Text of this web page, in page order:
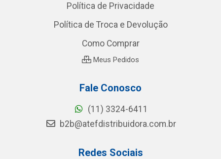
Política de Privacidade
Política de Troca e Devolução
Como Comprar
Meus Pedidos
Fale Conosco
(11) 3324-6411
b2b@atefdistribuidora.com.br
Redes Sociais